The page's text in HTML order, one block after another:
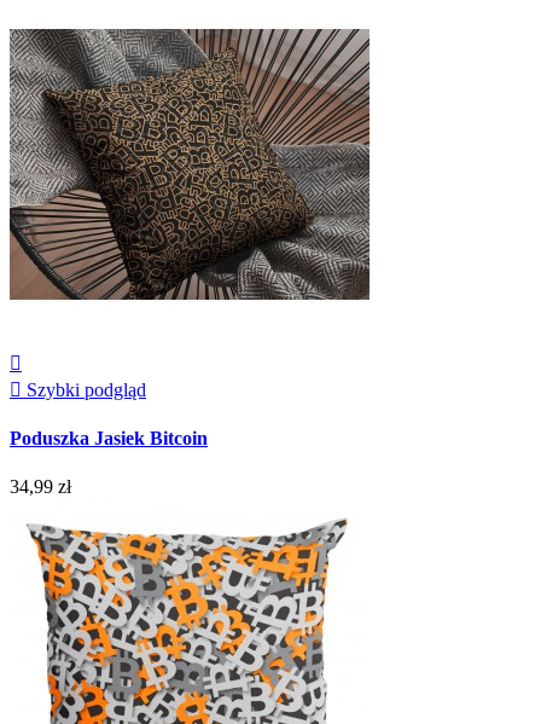

 Szybki podgląd
Poduszka Jasiek Bitcoin
34,99 zł